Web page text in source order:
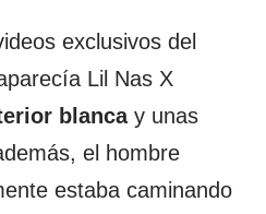
exclusivos del
Lil Nas X
blancay unas
el hombre
estaba caminando